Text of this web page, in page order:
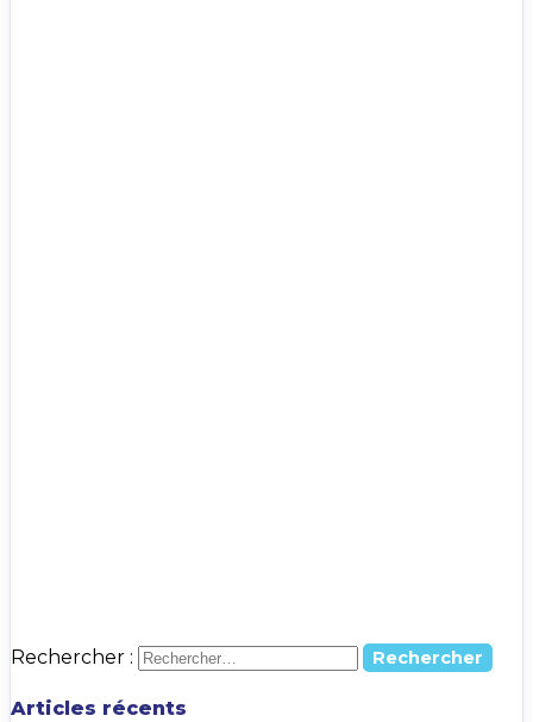
Rechercher :
Articles récents